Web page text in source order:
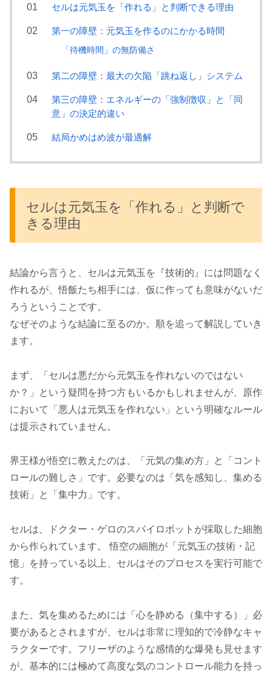
セルは元気玉を「作れる」と判断できる理由
第一の障壁：元気玉を作るのにかかる時間
「待機時間」の無防備さ
第二の障壁：最大の欠陥「跳ね返し」システム
第三の障壁：エネルギーの「強制徴収」と「同
意」の決定的違い
結局かめはめ波が最適解
セルは元気玉を「作れる」と判断で
きる理由
結論から言うと、セルは元気玉を『技術的』には問題なく
作れるが、悟飯たち相手には、仮に作っても意味がないだ
ろうということです。
なぜそのような結論に至るのか。順を追って解説していき
ます。
まず、「セルは悪だから元気玉を作れないのではない
か？」という疑問を持つ方もいるかもしれませんが、原作
において「悪人は元気玉を作れない」という明確なルール
は提示されていません。
界王様が悟空に教えたのは、「元気の集め方」と「コント
ロールの難しさ」です。必要なのは「気を感知し、集める
技術」と「集中力」です。
セルは、ドクター・ゲロのスパイロボットが採取した細胞
から作られています。 悟空の細胞が「元気玉の技術・記
憶」を持っている以上、セルはそのプロセスを実行可能で
す。
また、気を集めるためには「心を静める（集中する）」必
要があるとされますが、セルは非常に理知的で冷静なキャ
ラクターです。フリーザのような感情的な爆発も見せます
が、基本的には極めて高度な気のコントロール能力を持っ